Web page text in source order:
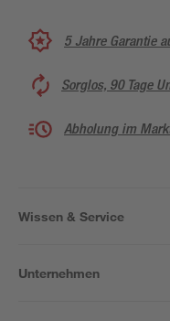
5 Jahre Garantie
Sorglos, 90 Tage
Abholung im
Wissen & Service
Unternehmen